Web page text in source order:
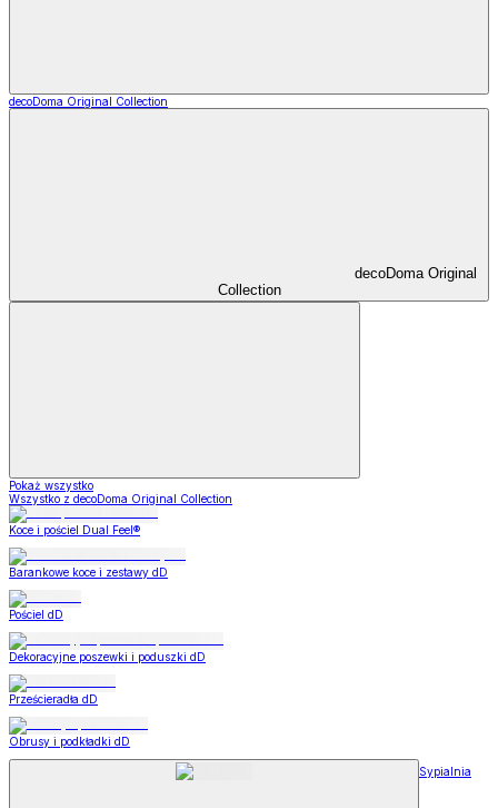
decoDoma Original Collection
decoDoma Original
Collection
Pokaż wszystko
Wszystko z decoDoma Original Collection
Koce i pościel Dual Feel®
Barankowe koce i zestawy dD
Pościel dD
Dekoracyjne poszewki i poduszki dD
Prześcieradła dD
Obrusy i podkładki dD
Sypialnia